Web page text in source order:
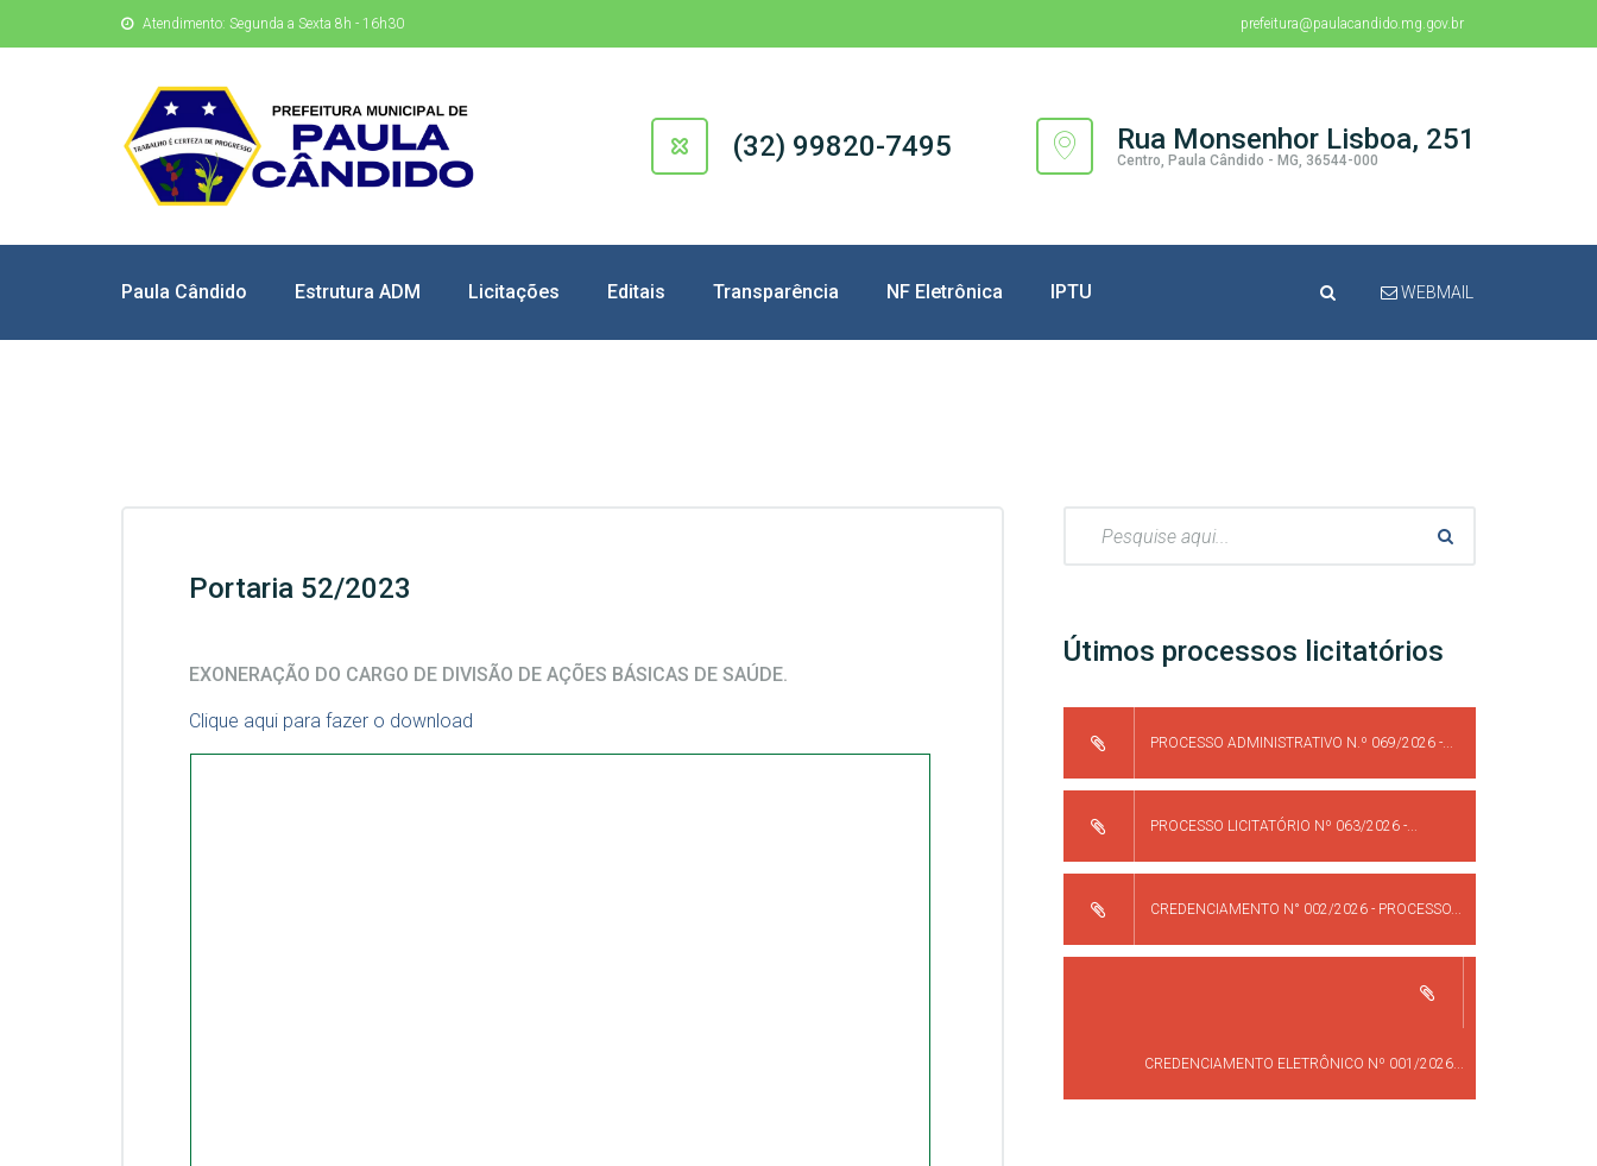
Atendimento: Segunda a Sexta 8h - 16h30 prefeitura@paulacandido.mg.gov.br
(32) 99820-7495 Rua Monsenhor Lisboa, 251
Centro, Paula Cândido - MG, 36544-000
Paula Cândido Estrutura ADM Licitações Editais Transparência NF Eletrônica IPTU WEBMAIL
Portaria 52/2023
EXONERAÇÃO DO CARGO DE DIVISÃO DE AÇÕES BÁSICAS DE SAÚDE.
Clique aqui para fazer o download
Útimos processos licitatórios
PROCESSO ADMINISTRATIVO N.º 069/2026 -...
PROCESSO LICITATÓRIO Nº 063/2026 -...
CREDENCIAMENTO N° 002/2026 - PROCESSO...
CREDENCIAMENTO ELETRÔNICO Nº 001/2026...